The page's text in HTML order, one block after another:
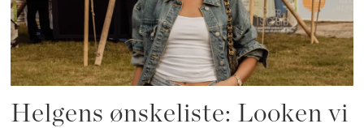
Helgens ønskeliste: Looken vi